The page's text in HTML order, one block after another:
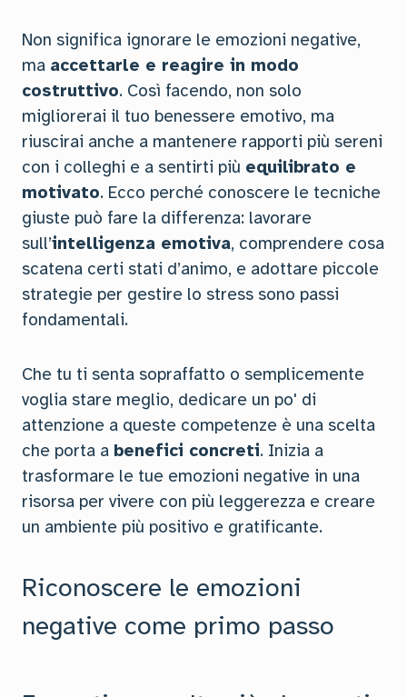
Non significa ignorare le emozioni negative,
ma accettarle e reagire in modo
costruttivo. Così facendo, non solo
migliorerai il tuo benessere emotivo, ma
riuscirai anche a mantenere rapporti più sereni
con i colleghi e a sentirti più equilibrato e
motivato. Ecco perché conoscere le tecniche
giuste può fare la differenza: lavorare
sull’intelligenza emotiva, comprendere cosa
scatena certi stati d’animo, e adottare piccole
strategie per gestire lo stress sono passi
fondamentali.
Che tu ti senta sopraffatto o semplicemente
voglia stare meglio, dedicare un po' di
attenzione a queste competenze è una scelta
che porta a benefici concreti. Inizia a
trasformare le tue emozioni negative in una
risorsa per vivere con più leggerezza e creare
un ambiente più positivo e gratificante.
Riconoscere le emozioni
negative come primo passo